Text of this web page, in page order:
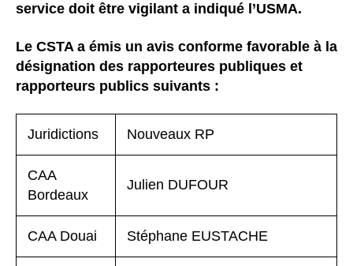
service doit être vigilant a indiqué l’USMA.
Le CSTA a émis un avis conforme favorable à la
désignation des rapporteures publiques et
rapporteurs publics suivants :
Juridictions Nouveaux RP
CAA
Bordeaux
Julien DUFOUR
CAA Douai Stéphane EUSTACHE